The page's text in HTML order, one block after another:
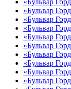
«Бульвар
«Бульвар
«Бульвар
«Бульвар
«Бульвар
«Бульвар
«Бульвар
«Бульвар
«Бульвар
«Бульвар